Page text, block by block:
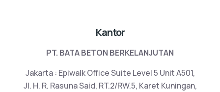
Kantor
PT. BATA BETON BERKELANJUTAN
Jakarta : Epiwalk Office Suite Level 5 Unit A501,
Jl. H. R. Rasuna Said, RT.2/RW.5, Karet Kuningan,